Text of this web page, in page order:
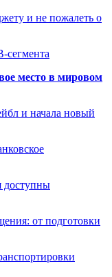
и не пожалеть о
сегмента
место в мировом
и начала новый
доступны
от подготовки